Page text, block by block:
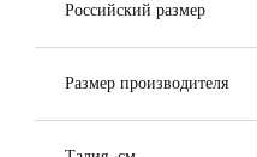
Российский размер
Размер производителя